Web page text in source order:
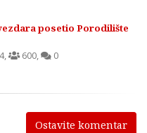
posetio Porodilište
, 600, 0
Ostavite komentar